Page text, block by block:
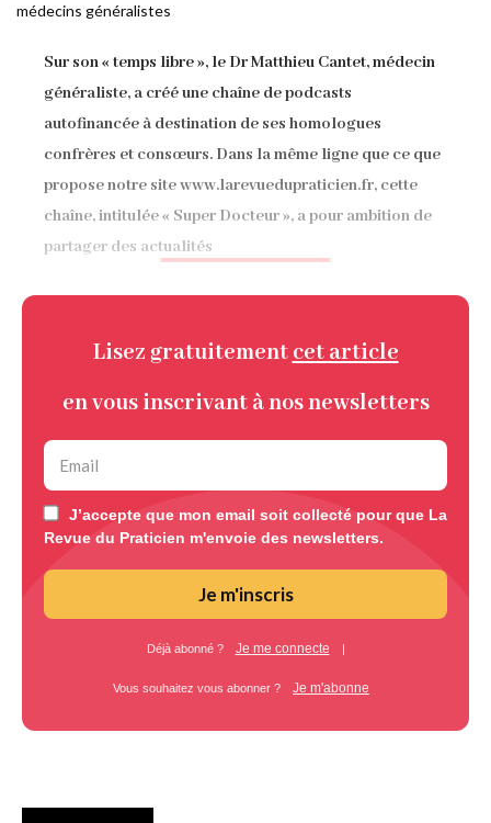
d'Ariane
médecins généralistes
Sur son « temps libre », le Dr Matthieu Cantet, médecin
généraliste, a créé une chaîne de podcasts
autofinancée à destination de ses homologues
confrères et consœurs. Dans la même ligne que ce que
propose notre site www.larevuedupraticien.fr, cette
chaîne, intitulée « Super Docteur », a pour ambition de
partager des actualités
Lisez gratuitement cet article
en vous inscrivant à nos newsletters
J’accepte que mon email soit collecté pour que La
Revue du Praticien m'envoie des newsletters.
Je m'inscris
Déjà abonné ? Je me connecte |
Vous souhaitez vous abonner ? Je m'abonne